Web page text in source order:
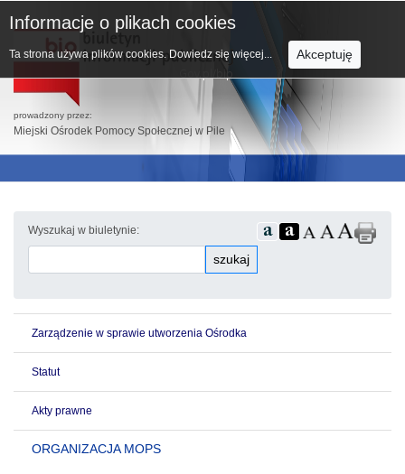
prowadzony przez:
Miejski Ośrodek Pomocy Społecznej w Pile
Wyszukaj w biuletynie:
szukaj
Zarządzenie w sprawie utworzenia Ośrodka
Statut
Akty prawne
ORGANIZACJA MOPS
Informacje o plikach cookies
Ta strona używa plików cookies. Dowiedz się więcej... Akceptuję